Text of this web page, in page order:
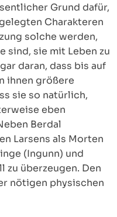
Grund dafür,
Charakteren
solche werden,
sind, sie mit Leben zu
daran, dass bis auf
ihnen größere
sie so natürlich,
eben
Berdal
Larsens als Morten
(Ingunn) und
zu überzeugen. Den
nötigen physischen